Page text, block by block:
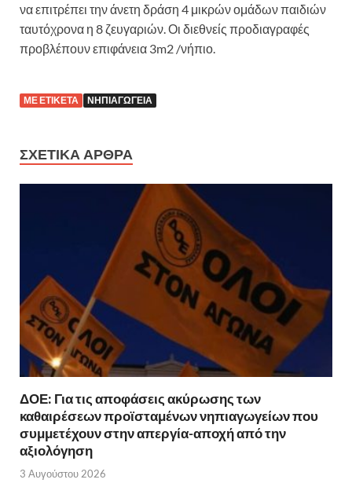
να επιτρέπει την άνετη δράση 4 μικρών ομάδων παιδιών
ταυτόχρονα η 8 ζευγαριών. Οι διεθνείς προδιαγραφές
προβλέπουν επιφάνεια 3m2 /νήπιο.
ΜΕ ΕΤΙΚΈΤΑ ΝΗΠΙΑΓΩΓΕΊΑ
ΣΧΕΤΙΚΆ ΆΡΘΡΑ
ΔΟΕ: Για τις αποφάσεις ακύρωσης των
καθαιρέσεων προϊσταμένων νηπιαγωγείων που
συμμετέχουν στην απεργία-αποχή από την
αξιολόγηση
3 Αυγούστου 2026